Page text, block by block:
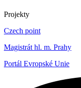
Projekty
Czech point
Magistrát hl. m. Prahy
Portál Evropské Unie